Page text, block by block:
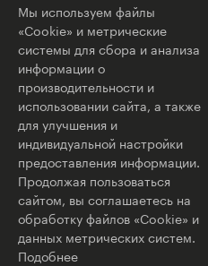
Мы используем файлы
«Cookie» и метрические
системы для сбора и анализа
информации о
производительности и
использовании сайта, а также
для улучшения и
индивидуальной настройки
предоставления информации.
Продолжая пользоваться
сайтом, вы соглашаетесь на
обработку файлов «Cookie» и
данных метрических систем.
Подобнее